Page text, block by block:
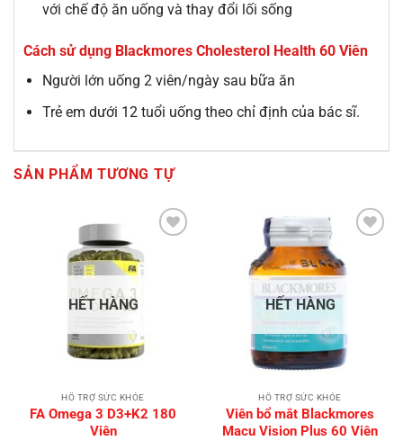
với chế độ ăn uống và thay đổi lối sống
Cách sử dụng Blackmores Cholesterol Health 60 Viên
Người lớn uống 2 viên/ngày sau bữa ăn
Trẻ em dưới 12 tuổi uống theo chỉ định của bác sĩ.
SẢN PHẨM TƯƠNG TỰ
HẾT HÀNG
HỖ TRỢ SỨC KHỎE
FA Omega 3 D3+K2 180
Viên
Wishlist
HẾT HÀNG
HỖ TRỢ SỨC KHỎE
Viên bổ mắt Blackmores
Macu Vision Plus 60 Viên